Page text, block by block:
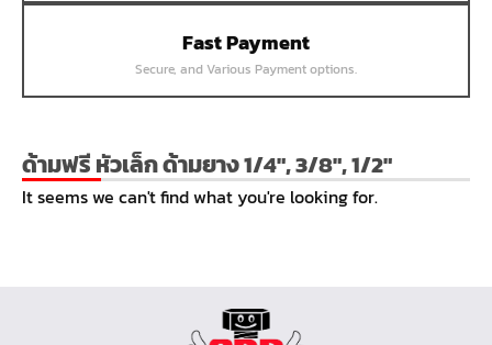
หน้าแปลนเชื่อมบอด SUS304 JEF 10K FF
หน้าแปลนเชื่อมบอด SUS304 JEF 5K FF
หน้าแปลนเชื่อมบอด SUS304 JEF 150P RF
หน้าแปลนเชื่อม SUS304 JEF PN40 RF
หน้าแปลนเชื่อม SUS304 JEF PN25 RF
หน้าแปลนเชื่อม SUS304 JEF 10K FF
Fast Payment
Secure, and Various Payment options.
ด้ามฟรี หัวเล็ก ด้ามยาง 1/4", 3/8", 1/2"
It seems we can't find what you're looking for.